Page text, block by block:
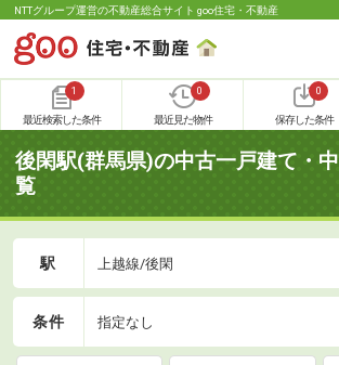
NTTグループ運営の不動産総合サイト goo住宅・不動産
1
最近検索した条件
0
最近見た物件
0
保存した条件
後閑駅(群馬県)の中古一戸建て・
覧
駅 上越線/後閑
条件 指定なし